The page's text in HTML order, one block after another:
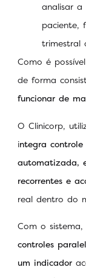
analisar
paciente,
trimestral
Como é
de forma
funcionar de
O Clinicorp,
integra
automatizada,
recorrentes e
real dentro do
Com o sistema,
controles
um indicador